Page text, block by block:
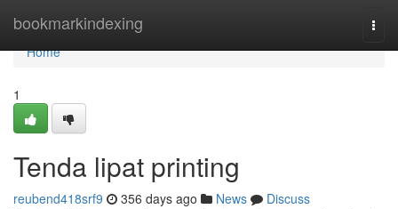
bookmarkindexing
Home
Home
1
Tenda lipat printing
reubend418srf9 356 days ago News
Discuss